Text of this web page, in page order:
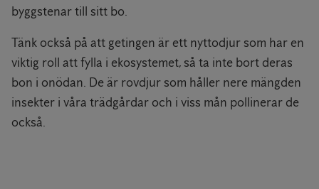
byggstenar till sitt bo.
Tänk också på att getingen är ett nyttodjur som har en
viktig roll att fylla i ekosystemet, så ta inte bort deras
bon i onödan. De är rovdjur som håller nere mängden
insekter i våra trädgårdar och i viss mån pollinerar de
också.